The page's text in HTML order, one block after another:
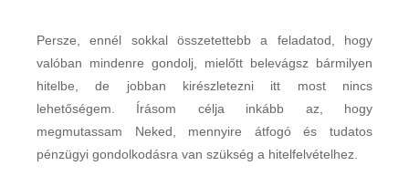
Persze, ennél sokkal összetettebb a feladatod, hogy
valóban mindenre gondolj, mielőtt belevágsz bármilyen
hitelbe, de jobban kirészletezni itt most nincs
lehetőségem. Írásom célja inkább az, hogy
megmutassam Neked, mennyire átfogó és tudatos
pénzügyi gondolkodásra van szükség a hitelfelvételhez.